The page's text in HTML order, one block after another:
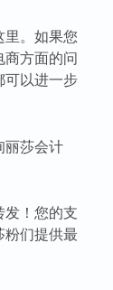
里。如果您
商方面的问
可以进一步
丽莎会计
发！您的支
粉们提供最